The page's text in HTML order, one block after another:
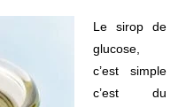
Le sirop de
glucose,
c’est simple
c’est du